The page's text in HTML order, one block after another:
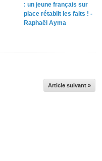
: un jeune français sur
place rétablit les faits ! -
Raphaël Ayma
Article suivant »